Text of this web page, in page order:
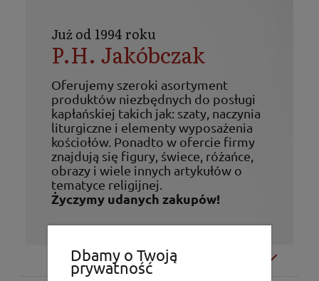
Już od 1994 roku
P.H. Jakóbczak
Oferujemy szeroki asortyment
produktów niezbędnych do posługi
kapłańskiej takich jak: szaty, naczynia
liturgiczne i elementy wyposażenia
kościołów. Ponadto w ofercie firmy
znajdują się figury, świece, różańce,
obrazy i wiele innych artykułów o
tematyce religijnej.
Życzymy udanych zakupów!
Moje konto
Dbamy o Twoją
prywatność